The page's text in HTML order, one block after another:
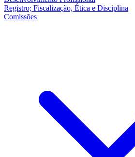
Registro; Fiscalização, Ética e Disciplina
Comissões